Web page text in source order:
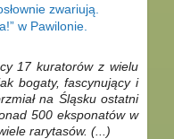
zwariują.
w Pawilonie.
17 kuratorów z wielu
bogaty, fascynujący i
na Śląsku ostatni
500 eksponatów w
rarytasów. (...)